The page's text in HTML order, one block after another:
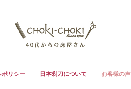
ポリシー 日本剃刀について お客様の声